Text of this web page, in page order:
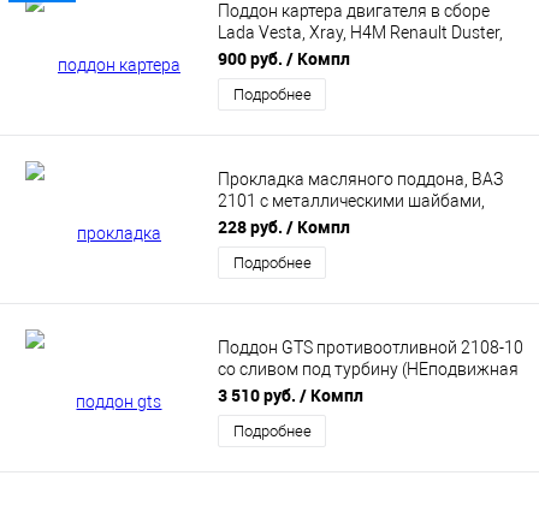
Поддон картера двигателя в сборе
Lada Vesta, Xray, H4M Renault Duster,
Kaptur, Logan 2 (111103404R)
900 руб. / Компл
Подробнее
Прокладка масляного поддона, ВАЗ
2101 с металлическими шайбами,
Красная A-Sport
228 руб. / Компл
Подробнее
Поддон GTS противоотливной 2108-10
cо сливом под турбину (НЕподвижная
шторка) ES-01239
3 510 руб. / Компл
Подробнее